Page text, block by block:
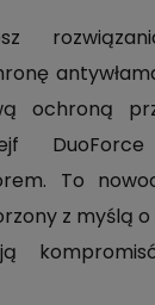
ochroną
To
z myślą